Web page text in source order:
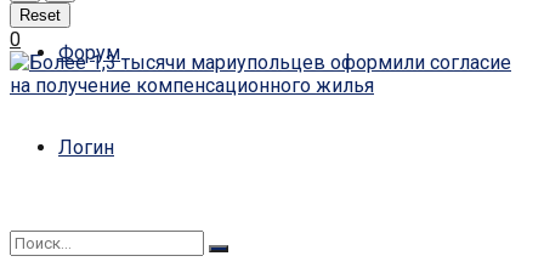
Форум
Логин
Reset
0